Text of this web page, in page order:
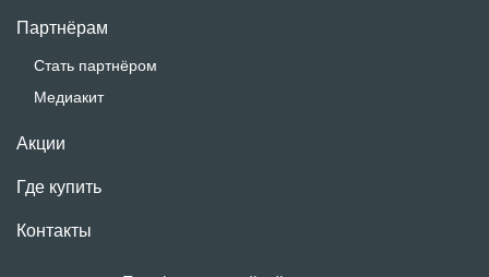
Партнёрам
Стать партнёром
Медиакит
Акции
Где купить
Контакты